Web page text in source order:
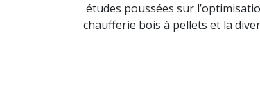
études poussées sur
chaufferie bois à pellets et la